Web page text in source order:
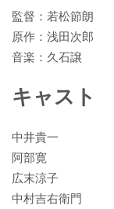
監督：若松節朗
原作：浅田次郎
音楽：久石譲
キャスト
中井貴一
阿部寛
広末涼子
中村吉右衛門